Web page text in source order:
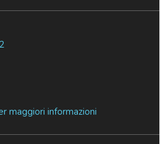
maggiori informazioni